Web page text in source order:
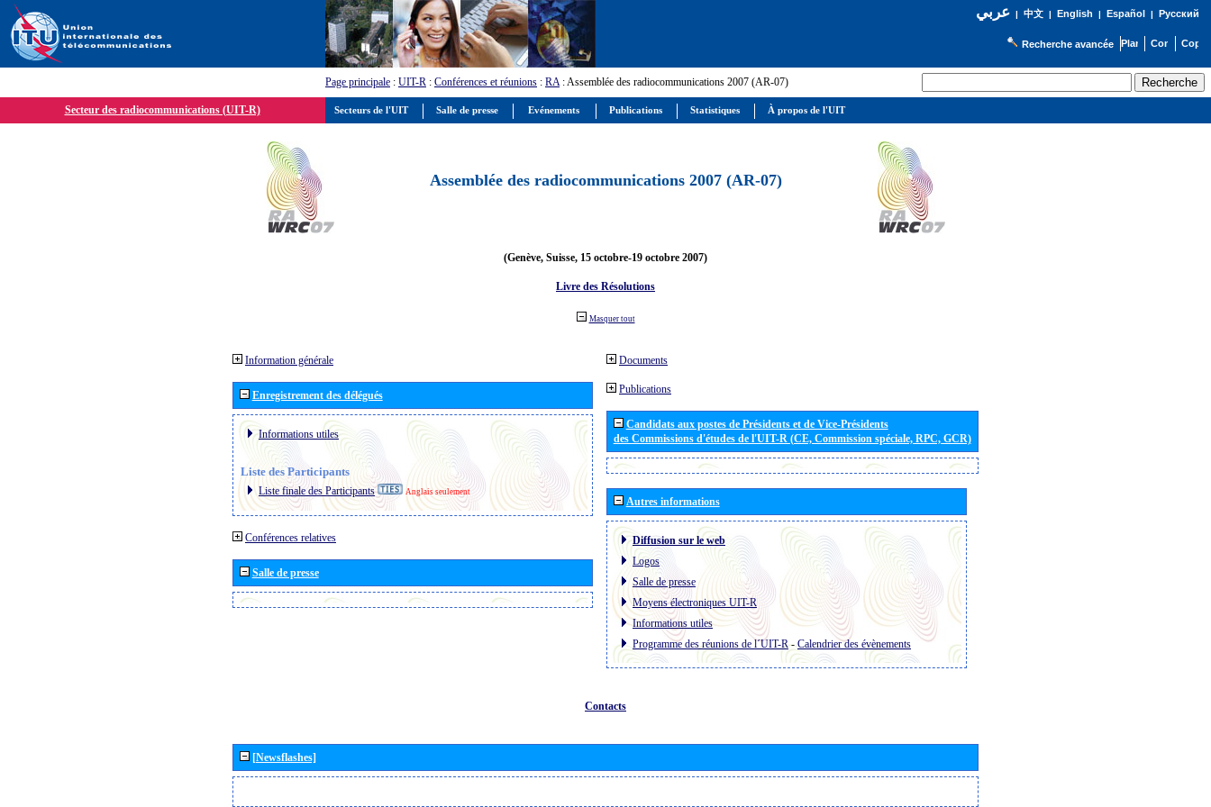
عربي| 中文| English | Español | Русский
Recherche avancée
Page principale : UIT-R : Conférences et réunions : RA: Assemblée des radiocommunications 2007 (AR-07)
Secteur des radiocommunications (UIT-R)
Assemblée des radiocommunications 2007 (AR-07)
(Genève, Suisse, 15 octobre-19 octobre 2007)
Livre des Résolutions
Masquer tout
Information générale
Enregistrement des délégués
Informations utiles
Liste des Participants
Liste finale des Participants Anglais seulement
Conférences relatives
Salle de presse
Documents
Publications
Candidats aux postes de Présidents et de Vice-Présidents
des Commissions d'études de l'UIT-R (CE, Commission spéciale, RPC, GCR)
Autres informations
Diffusion sur le web
Logos
Salle de presse
Moyens électroniques UIT-R
Informations utiles
Programme des réunions de l´UIT-R- Calendrier des évènements
Contacts
[Newsflashes]
Secteurs de l'UIT Salle de presse Evénements Publications Statistiques À propos de l'UIT